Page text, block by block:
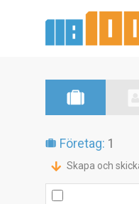
Företag: 1
Skapa och